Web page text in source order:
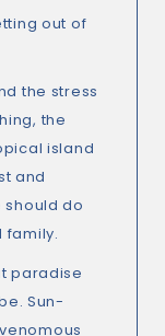
out of
the stress
the
island
and
should do
family.
paradise
Sun-